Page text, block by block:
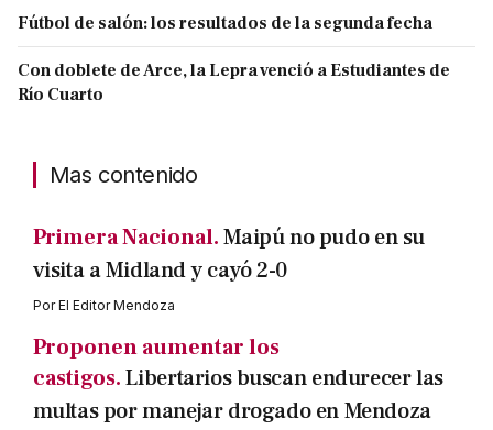
Fútbol de salón: los resultados de la segunda fecha
Con doblete de Arce, la Lepra venció a Estudiantes de
Río Cuarto
Mas contenido
Primera Nacional.Maipú no pudo en su
visita a Midland y cayó 2-0
PorEl Editor Mendoza
Proponen aumentar los
castigos.Libertarios buscan endurecer las
multas por manejar drogado en Mendoza